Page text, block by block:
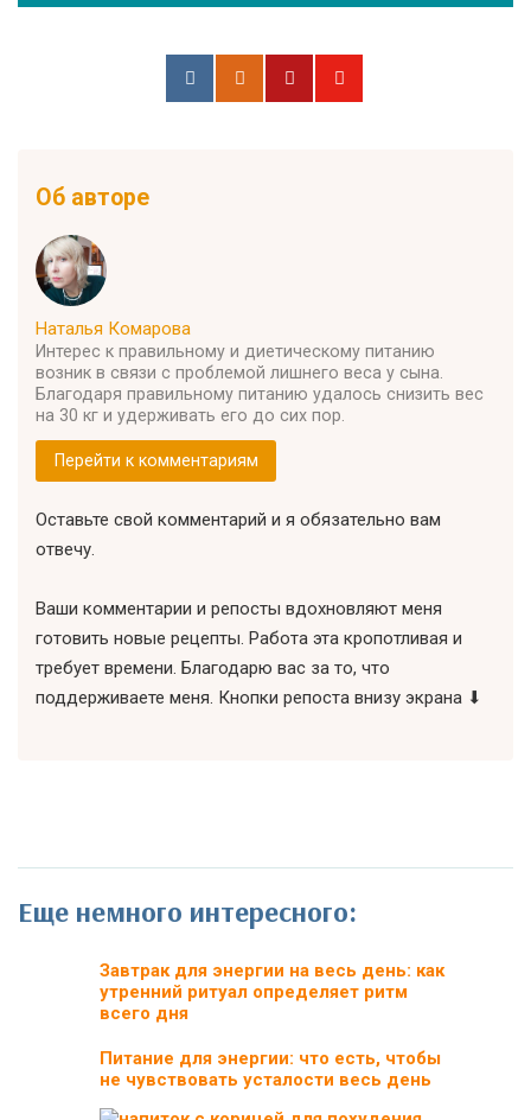
Об авторе
Наталья Комарова
Интерес к правильному и диетическому питанию
возник в связи с проблемой лишнего веса у сына.
Благодаря правильному питанию удалось снизить вес
на 30 кг и удерживать его до сих пор.
Перейти к комментариям
Оставьте свой комментарий и я обязательно вам
отвечу.
Ваши комментарии и репосты вдохновляют меня
готовить новые рецепты. Работа эта кропотливая и
требует времени. Благодарю вас за то, что
поддерживаете меня. Кнопки репоста внизу экрана ⬇
Еще немного интересного:
Завтрак для энергии на весь день: как
утренний ритуал определяет ритм
всего дня
Питание для энергии: что есть, чтобы
не чувствовать усталости весь день